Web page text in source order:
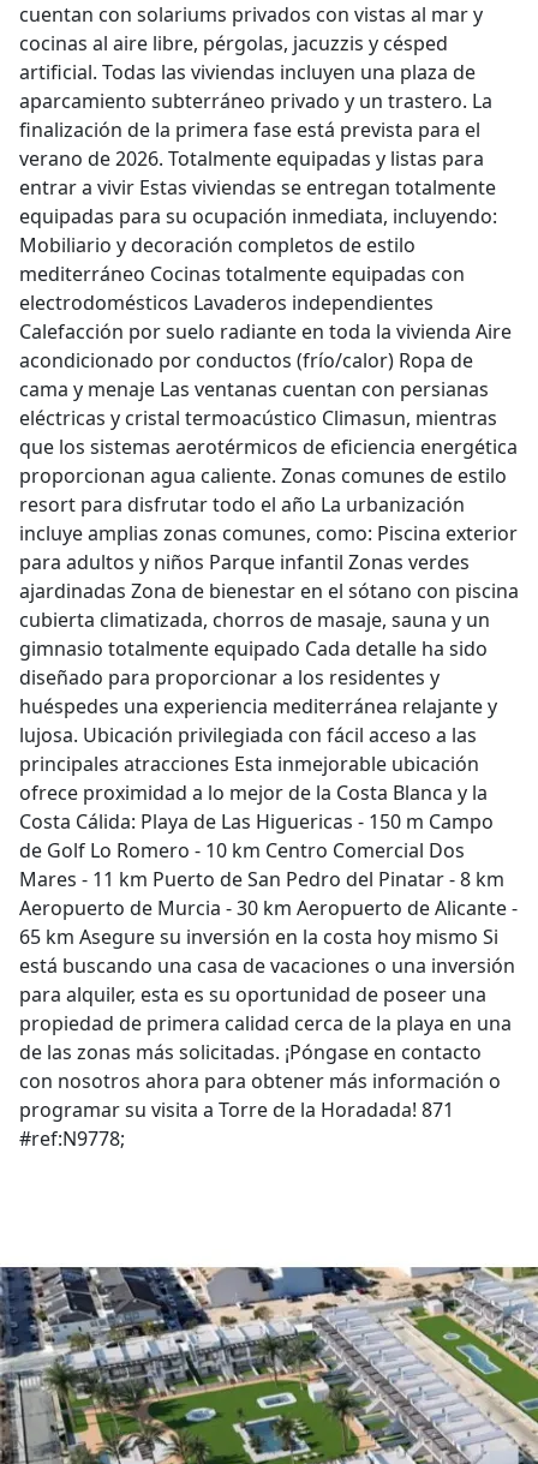
cuentan con solariums privados con vistas al mar y
cocinas al aire libre, pérgolas, jacuzzis y césped
artificial. Todas las viviendas incluyen una plaza de
aparcamiento subterráneo privado y un trastero. La
finalización de la primera fase está prevista para el
verano de 2026. Totalmente equipadas y listas para
entrar a vivir Estas viviendas se entregan totalmente
equipadas para su ocupación inmediata, incluyendo:
Mobiliario y decoración completos de estilo
mediterráneo Cocinas totalmente equipadas con
electrodomésticos Lavaderos independientes
Calefacción por suelo radiante en toda la vivienda Aire
acondicionado por conductos (frío/calor) Ropa de
cama y menaje Las ventanas cuentan con persianas
eléctricas y cristal termoacústico Climasun, mientras
que los sistemas aerotérmicos de eficiencia energética
proporcionan agua caliente. Zonas comunes de estilo
resort para disfrutar todo el año La urbanización
incluye amplias zonas comunes, como: Piscina exterior
para adultos y niños Parque infantil Zonas verdes
ajardinadas Zona de bienestar en el sótano con piscina
cubierta climatizada, chorros de masaje, sauna y un
gimnasio totalmente equipado Cada detalle ha sido
diseñado para proporcionar a los residentes y
huéspedes una experiencia mediterránea relajante y
lujosa. Ubicación privilegiada con fácil acceso a las
principales atracciones Esta inmejorable ubicación
ofrece proximidad a lo mejor de la Costa Blanca y la
Costa Cálida: Playa de Las Higuericas - 150 m Campo
de Golf Lo Romero - 10 km Centro Comercial Dos
Mares - 11 km Puerto de San Pedro del Pinatar - 8 km
Aeropuerto de Murcia - 30 km Aeropuerto de Alicante -
65 km Asegure su inversión en la costa hoy mismo Si
está buscando una casa de vacaciones o una inversión
para alquiler, esta es su oportunidad de poseer una
propiedad de primera calidad cerca de la playa en una
de las zonas más solicitadas. ¡Póngase en contacto
con nosotros ahora para obtener más información o
programar su visita a Torre de la Horadada! 871
#ref:N9778;